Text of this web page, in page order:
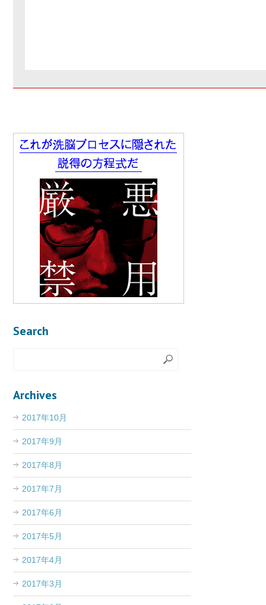
Search
Archives
2017年10月
2017年9月
2017年8月
2017年7月
2017年6月
2017年5月
2017年4月
2017年3月